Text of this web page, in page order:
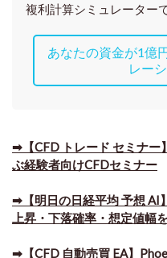
複利計算シミュレーター
あなたの資金が1億
レー
➡【CFD トレード セミナー
ぶ経験者向けCFDセミナー
➡【明日の日経平均 予想 AI
上昇・下落確率・想定値幅
➡​【CFD 自動売買 EA】